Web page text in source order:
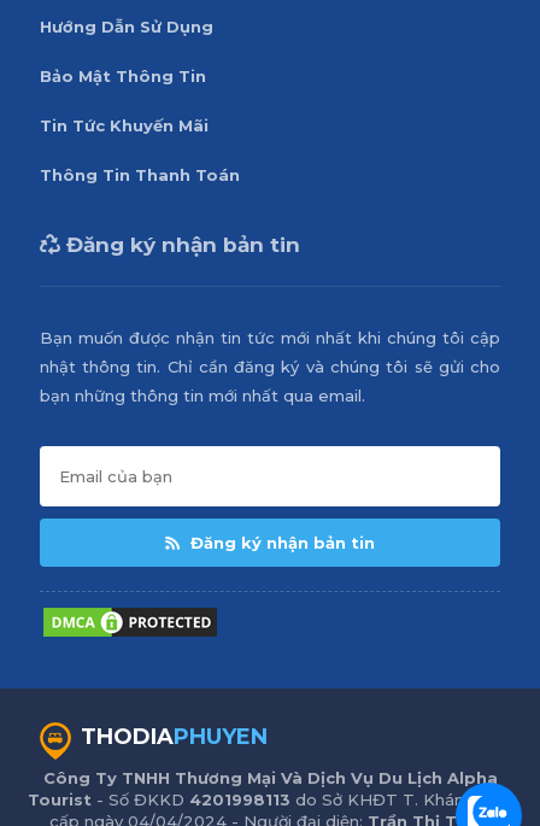
Hướng Dẫn Sử Dụng
Bảo Mật Thông Tin
Tin Tức Khuyến Mãi
Thông Tin Thanh Toán
Đăng ký nhận bản tin
Bạn muốn được nhận tin tức mới nhất khi chúng tôi cập
nhật thông tin. Chỉ cần đăng ký và chúng tôi sẽ gửi cho
bạn những thông tin mới nhất qua email.
Đăng ký nhận bản tin
THODIAPHUYEN
Công Ty TNHH Thương Mại Và Dịch Vụ Du Lịch Alpha
Tourist - Số ĐKKD 4201998113 do Sở KHĐT T. Khánh Hòa
cấp ngày 04/04/2024 - Người đại diện: Trần Thị Trinh